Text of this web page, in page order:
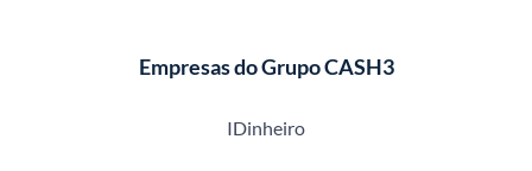
Empresas do Grupo CASH3
IDinheiro